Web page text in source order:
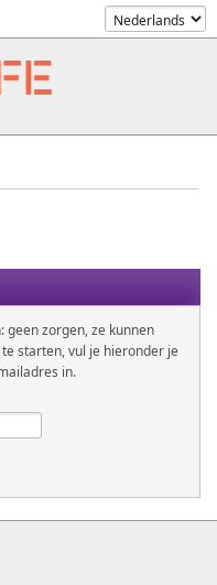
geen zorgen, ze kunnen
starten, vul je hieronder je
in.